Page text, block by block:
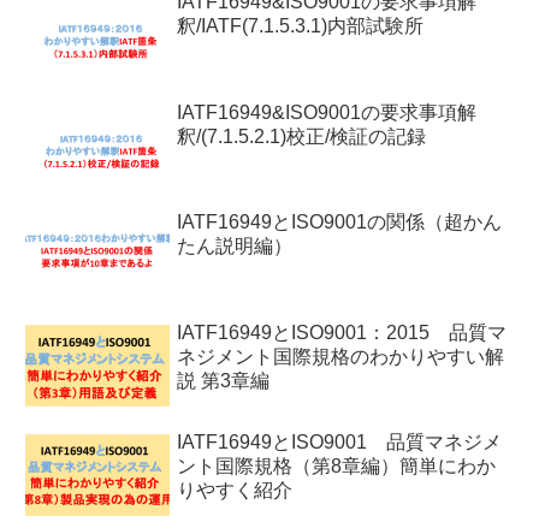
釈/IATF(7.1.5.3.1)内部試験所
IATF16949&ISO9001の要求事項解
釈/(7.1.5.2.1)校正/検証の記録
IATF16949とISO9001の関係（超かん
たん説明編）
IATF16949とISO9001：2015 品質マ
ネジメント国際規格のわかりやすい解
説 第3章編
IATF16949とISO9001 品質マネジメ
ント国際規格（第8章編）簡単にわか
りやすく紹介